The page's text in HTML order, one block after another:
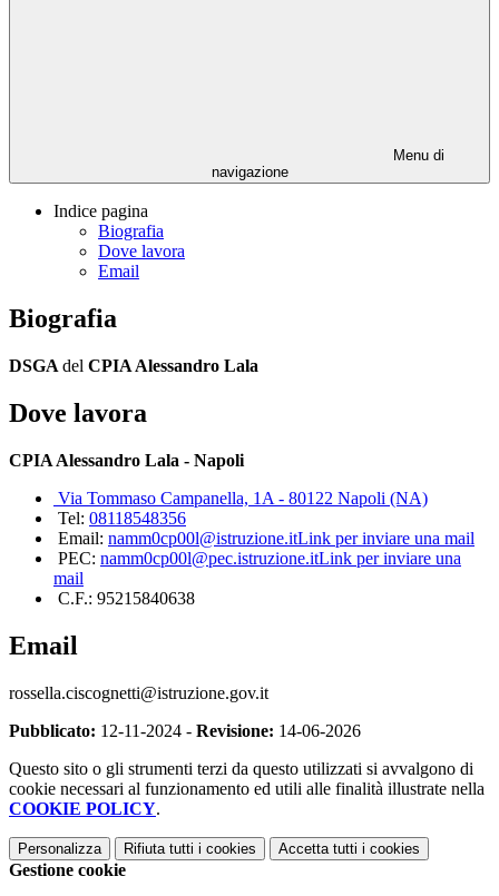
Menu di
navigazione
Indice pagina
Biografia
Dove lavora
Email
Biografia
DSGA del CPIA Alessandro Lala
Dove lavora
CPIA Alessandro Lala - Napoli
Via Tommaso Campanella, 1A - 80122 Napoli (NA)
Tel: 08118548356
Email: namm0cp00l@istruzione.itLink per inviare una mail
PEC: namm0cp00l@pec.istruzione.itLink per inviare una
mail
C.F.: 95215840638
Email
rossella.ciscognetti@istruzione.gov.it
Pubblicato: 12-11-2024 - Revisione: 14-06-2026
Questo sito o gli strumenti terzi da questo utilizzati si avvalgono di
cookie necessari al funzionamento ed utili alle finalità illustrate nella
COOKIE POLICY.
Personalizza Rifiuta tutti i cookies Accetta tutti i cookies
Gestione cookie